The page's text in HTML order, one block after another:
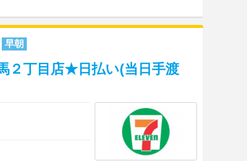
早朝
２丁目店★日払い(当日手渡